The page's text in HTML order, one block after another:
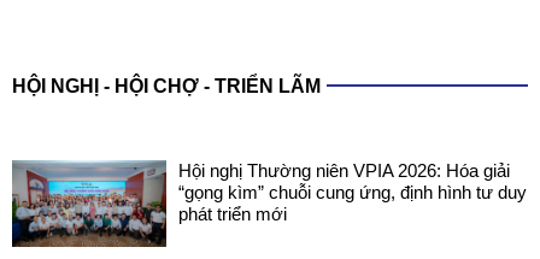
HỘI NGHỊ - HỘI CHỢ - TRIỂN LÃM
Hội nghị Thường niên VPIA 2026: Hóa giải
“gọng kìm” chuỗi cung ứng, định hình tư duy
phát triển mới